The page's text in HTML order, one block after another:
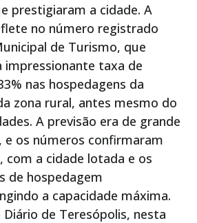
prestigiaram a cidade. A
no número registrado
de Turismo, que
impressionante taxa de
nas hospedagens da
zona rural, antes mesmo do
A previsão era de grande
os números confirmaram
com a cidade lotada e os
de hospedagem
a capacidade máxima.
de Teresópolis, nesta